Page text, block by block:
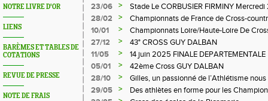
NOTRE LIVRE D'OR
LIENS
BARÈMES ET TABLES DE
COTATIONS
REVUE DE PRESSE
NOTE DE FRAIS
23/06 >
Stade Le CORBUSIER FIRMINY
28/02
>
Championnats de France de Cross-
10/01
>
Championnats Loire/Haute-Loire De
27/12
>
43° CROSS GUY DALBAN
11/05
>
14 juin 2025 FINALE
LE CHAMBON FEUGEROLLES
05/01 >
42ème Cross GUY DALBAN
28/10
>
Gilles, un passionné de l’Athlétisme
29/05
>
Des athlètes en forme pour les